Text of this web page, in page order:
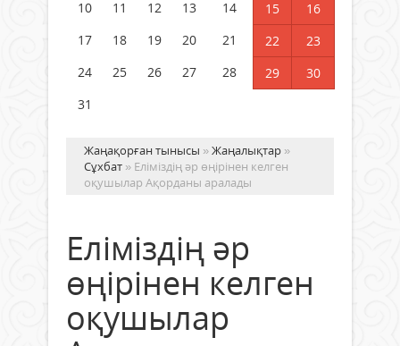
10
11 12 13 14 15
16
17
18 19 20 21 22
23
24
25 26 27 28 29
30
31
Жаңақорған тынысы »Жаңалықтар »
Сұхбат » Еліміздің әр өңірінен келген
оқушылар Ақорданы аралады
Еліміздің әр
өңірінен келген
оқушылар